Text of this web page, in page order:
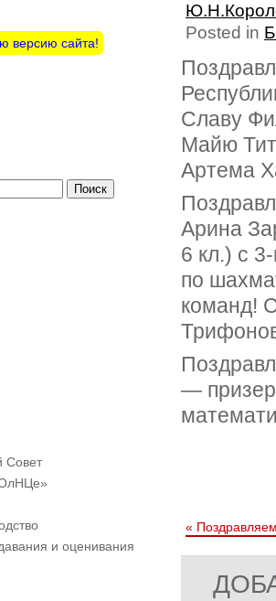
Posted in
Славу
Майю
Артема
Арина
6 кл.) с
по
команд!
—
«
версию сайта!
Совет
и оценивания